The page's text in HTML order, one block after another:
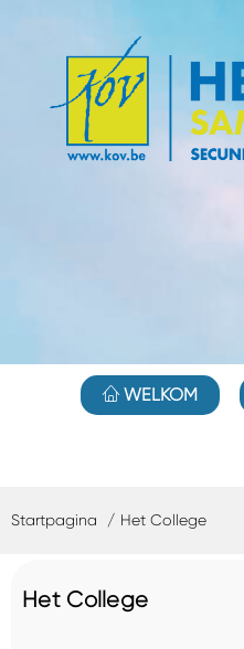
WELKOM
Startpagina Het College
Het College